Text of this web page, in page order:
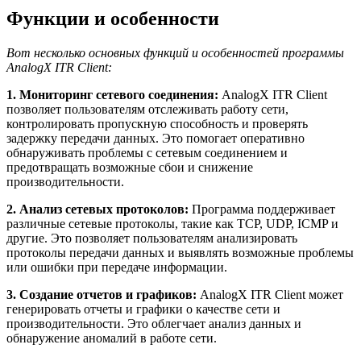
Функции и особенности
Вот несколько основных функций и особенностей программы
AnalogX ITR Client:
1. Мониторинг сетевого соединения: AnalogX ITR Client
позволяет пользователям отслеживать работу сети,
контролировать пропускную способность и проверять
задержку передачи данных. Это помогает оперативно
обнаруживать проблемы с сетевым соединением и
предотвращать возможные сбои и снижение
производительности.
2. Анализ сетевых протоколов: Программа поддерживает
различные сетевые протоколы, такие как TCP, UDP, ICMP и
другие. Это позволяет пользователям анализировать
протоколы передачи данных и выявлять возможные проблемы
или ошибки при передаче информации.
3. Создание отчетов и графиков: AnalogX ITR Client может
генерировать отчеты и графики о качестве сети и
производительности. Это облегчает анализ данных и
обнаружение аномалий в работе сети.